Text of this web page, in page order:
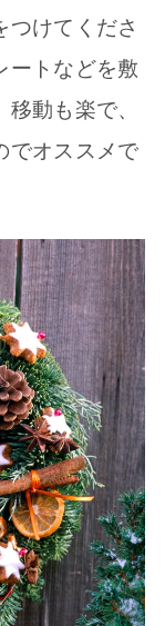
つけてくださ
ートなどを敷
動も楽で、
でオススメで